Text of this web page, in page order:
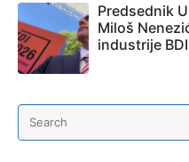
Predsednik
Miloš
industrije